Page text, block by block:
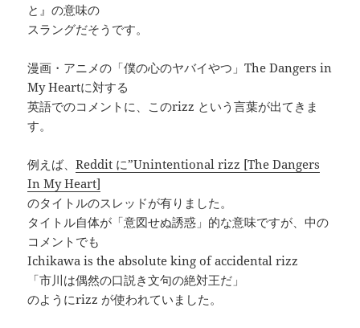
と』の意味の
スラングだそうです。
漫画・アニメの「僕の心のヤバイやつ」The Dangers in
My Heartに対する
英語でのコメントに、このrizz という言葉が出てきま
す。
例えば、Reddit に”Unintentional rizz [The Dangers
In My Heart]
のタイトルのスレッドが有りました。
タイトル自体が「意図せぬ誘惑」的な意味ですが、中の
コメントでも
Ichikawa is the absolute king of accidental rizz
「市川は偶然の口説き文句の絶対王だ」
のようにrizz が使われていました。